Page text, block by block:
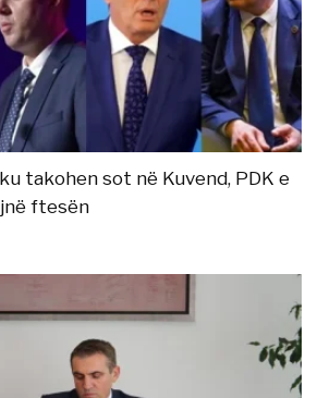
takohen sot në Kuvend, PDK e
ftesën